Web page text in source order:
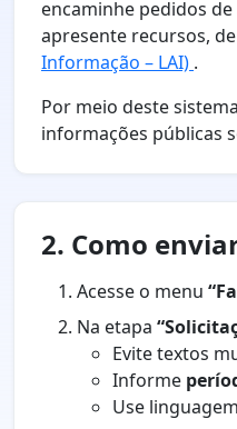
encaminhe pedidos
apresente recursos,
Informação – LAI) .
Por meio deste
informações públicas
2. Como
Acesse o menu
Na etapa
Evite textos
Informe
Use